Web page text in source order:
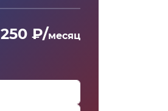
250 ₽/месяц